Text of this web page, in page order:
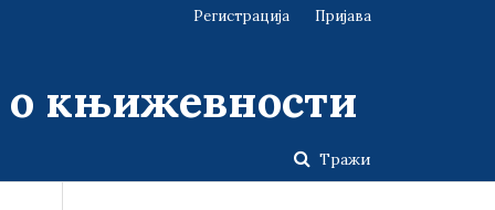
о књижевности
Тражи
Регистрација Пријава